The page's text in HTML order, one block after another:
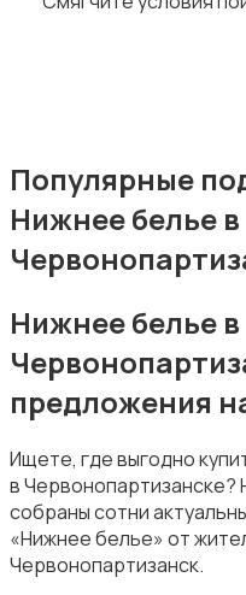
Обувь
Популярные
Нижнее белье в
Нижнее белье в
предложения
Ищете, где выгодно
в Червонопартизанске?
собраны сотни
«Нижнее белье» от
Червонопартизанск.